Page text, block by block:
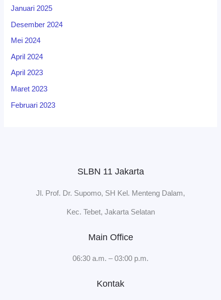
Januari 2025
Desember 2024
Mei 2024
April 2024
April 2023
Maret 2023
Februari 2023
SLBN 11 Jakarta
Jl. Prof. Dr. Supomo, SH Kel. Menteng Dalam,
Kec. Tebet, Jakarta Selatan
Main Office
06:30 a.m. – 03:00 p.m.
Kontak